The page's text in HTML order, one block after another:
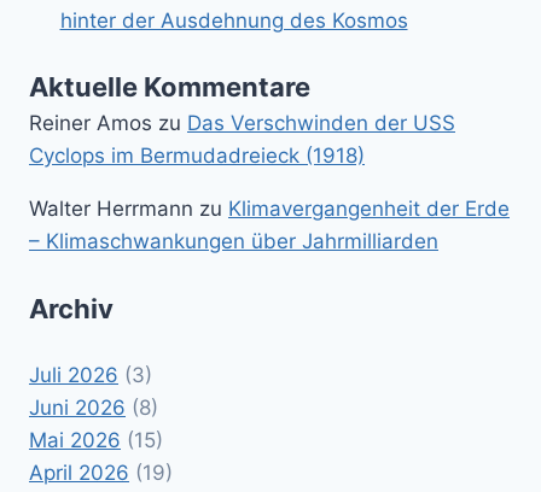
hinter der Ausdehnung des Kosmos
Aktuelle Kommentare
Reiner Amos zu Das Verschwinden der USS
Cyclops im Bermudadreieck (1918)
Walter Herrmann zu Klimavergangenheit der Erde
– Klimaschwankungen über Jahrmilliarden
Archiv
Juli 2026 (3)
Juni 2026 (8)
Mai 2026 (15)
April 2026 (19)